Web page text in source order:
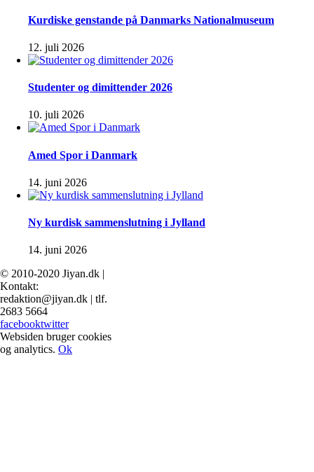
Kurdiske genstande på Danmarks Nationalmuseum
12. juli 2026
Studenter og dimittender 2026
10. juli 2026
Amed Spor i Danmark
14. juni 2026
Ny kurdisk sammenslutning i Jylland
14. juni 2026
© 2010-2020 Jiyan.dk |
Kontakt:
redaktion@jiyan.dk | tlf.
2683 5664
facebooktwitter
Websiden bruger cookies
og analytics. Ok